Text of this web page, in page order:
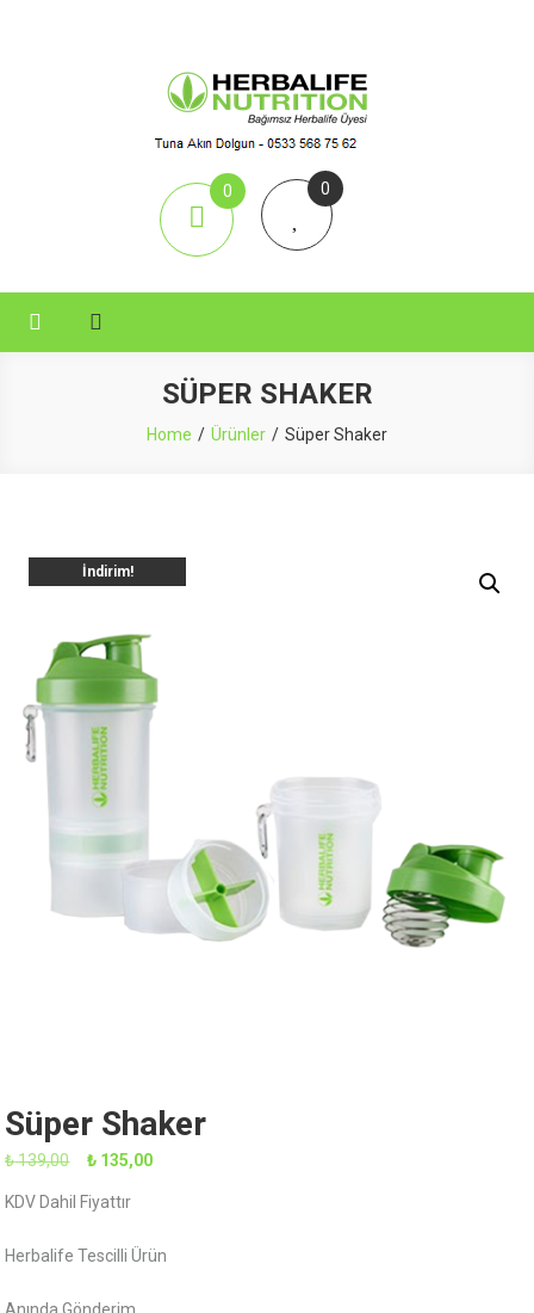
Aktif Herbal
Herbalife Çay, Herbalife Shake, Herbalife Nutrition, Herbalife Set,
0
items
0
SÜPER SHAKER
Home Ürünler Süper Shaker
İndirim!
Süper Shaker
₺139,00
Orijinal
₺ 135,00Şu
₺ 135,00.
KDV Dahil Fiyattır
Herbalife Tescilli Ürün